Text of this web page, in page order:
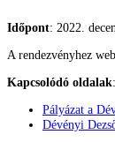
Időpont: 2022.
A rendezvényhez
Kapcsolódó oldalak:
Pályázat a
Dévényi